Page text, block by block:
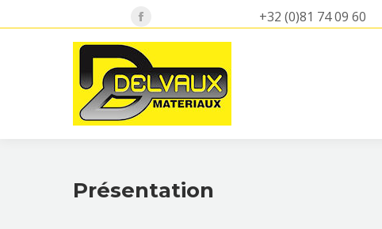
Facebook
page
opens
in
new
window
+32 (0)81 74 09 60
Présentation